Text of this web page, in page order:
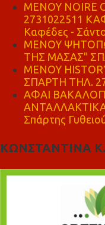
MENOY NOIRE
2731022511
Καφέδες -
ΜΕΝΟΥ
ΤΗΣ ΜΑΣΑΣ"
ΜΕΝΟΥ
ΣΠΑΡΤΗ ΤΗΛ.
ΑΦΑΙ
Σπάρτης
ΚΩΝΣΤΑΝΤΙΝΑ